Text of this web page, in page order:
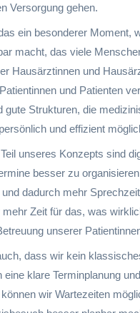
Versorgung gehen.
ein besonderer Moment,
macht, das viele
Hausärztinnen und
und Patienten
gute Strukturen, die
und effizient
unseres Konzepts sind
besser zu
dadurch mehr
mehr Zeit für das, was
unserer
dass wir kein
eine klare Terminplanung
wir Wartezeiten